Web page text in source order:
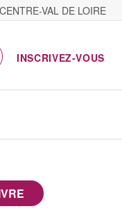
CENTRE-VAL DE LOIRE
INSCRIVEZ-VOUS